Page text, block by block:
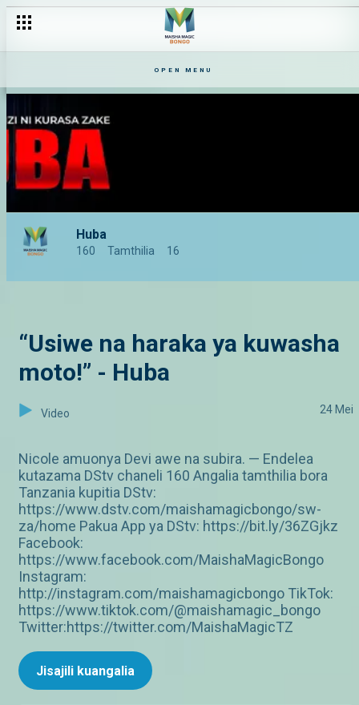
OPEN MENU
Huba
160 Tamthilia 16
“Usiwe na haraka ya kuwasha
moto!” - Huba
Video 24 Mei
Nicole amuonya Devi awe na subira. — Endelea
kutazama DStv chaneli 160 Angalia tamthilia bora
Tanzania kupitia DStv:
https://www.dstv.com/maishamagicbongo/sw-
za/home Pakua App ya DStv: https://bit.ly/36ZGjkz
Facebook:
https://www.facebook.com/MaishaMagicBongo
Instagram:
http://instagram.com/maishamagicbongo TikTok:
https://www.tiktok.com/@maishamagic_bongo
Twitter:https://twitter.com/MaishaMagicTZ
Jisajili kuangalia